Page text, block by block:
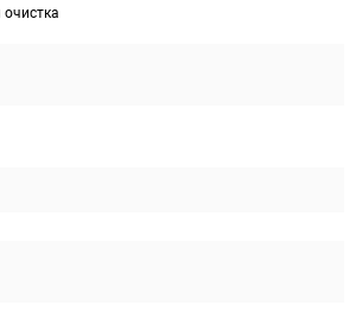
очистка